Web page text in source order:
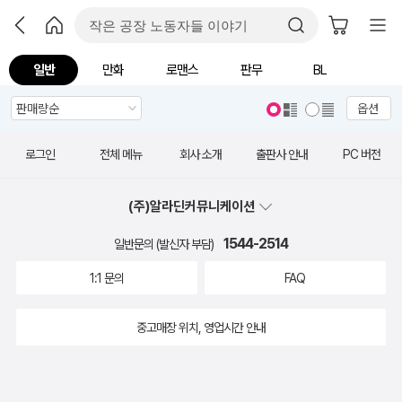
일반 만화 로맨스 판무 BL
옵션
로그인 전체 메뉴 회사 소개 출판사 안내 PC 버전
(주)알라딘커뮤니케이션
일반문의 (발신자 부담) 1544-2514
1:1 문의 FAQ
중고매장 위치, 영업시간 안내